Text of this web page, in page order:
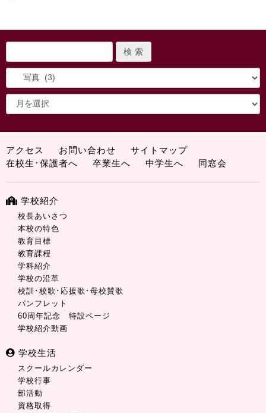
アクセス お問い合わせ
サイトマップ
在校生･保護者へ
卒業生へ 中学生へ 同窓会
学校紹介
校長あいさつ
本校の特色
教育目標
教育課程
学科紹介
学校の沿革
校訓･校歌･応援歌･母校賛歌
パンフレット
60周年記念 特設ページ
学校紹介動画
学校生活
スクールカレンダー
学校行事
部活動
資格取得